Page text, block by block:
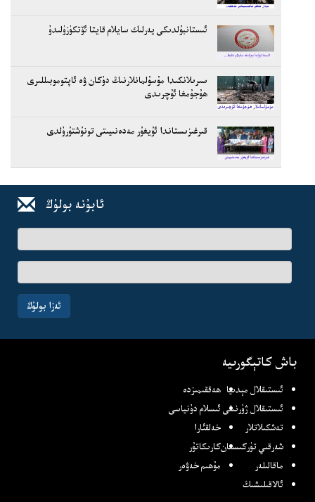
ئىستانبۇلدىكى يەرلىك سايلام قايتا ئۆتكۈزۈلىدۇ
سىرىلانكىدا مۇسۇلمانلارنىڭ دۇكان ۋە ئاپتوموبىللىرى
ھۇجۇمغا ئۇچرىدى
قىرغىزىستاندا ئۇيغۇر مەدەنىيىتى تونۇشتۇرۇلدى
ئابۇنە بولۇڭ
ئىسىم-
فامىلىڭىز
ئېلخەت
ئادرىسىڭىز
ئەزا بولۇڭ
باش كاتېگورىيە
ئىستىقلال مېدىيا ھەققىمىزدە
ئىستىقلال ژۇرنىلى ئىسلام دۇنياسى
تەشكىلاتلار
خەلقئارا
شەرقىي تۈركىستانكارىكاتۇر
ماقالىلەر
مۇھىم خەۋەر
ئالاقىلىشىڭ